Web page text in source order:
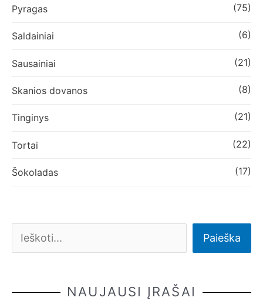
Pyragas (75)
Saldainiai (6)
Sausainiai (21)
Skanios dovanos (8)
Tinginys (21)
Tortai (22)
Šokoladas (17)
Paieška
NAUJAUSI ĮRAŠAI